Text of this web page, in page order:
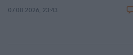
07.08.2026, 23:43